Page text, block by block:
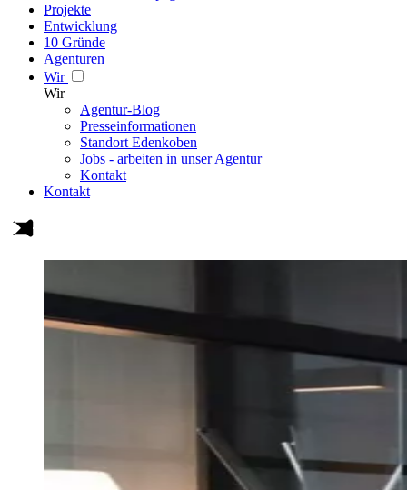
Projekte
Entwicklung
10 Gründe
Agenturen
Wir
Wir
Agentur-Blog
Presseinformationen
Standort Edenkoben
Jobs - arbeiten in unser Agentur
Kontakt
Kontakt